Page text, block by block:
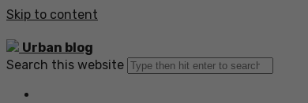
Skip to content
Urban blog
Search this website